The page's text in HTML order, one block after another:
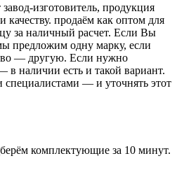
изготовитель, продукция
качеству. продаём как оптом для
за наличный расчет. Если Вы
предложим одну марку, если
— другую. Если нужно
наличии есть и такой вариант.
специалистами — и уточнять этот
комплектующие за 10 минут.